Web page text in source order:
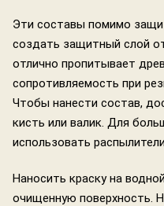
Эти составы помимо
создать защитный слой
отлично пропитывает
сопротивляемость при
Чтобы нанести состав,
кисть или валик. Для
использовать
Наносить краску на
очищенную поверхность.